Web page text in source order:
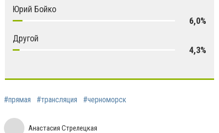
Юрий Бойко
6,0%
Другой
4,3%
#прямая #трансляция #черноморск
Анастасия Стрелецкая